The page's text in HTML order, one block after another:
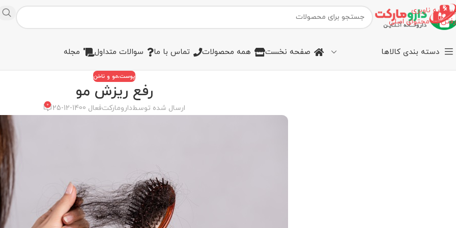
پرش به ناوبری
رفتن به محتوای اصلی
دسته بندی کالاها صفحه نخست همه محصولات تماس با ما سوالات متداول مجله
پوست،مو و ناخن
رفع ریزش مو
ارسال شده توسطدارومارکتفعال 1400-12-25 0